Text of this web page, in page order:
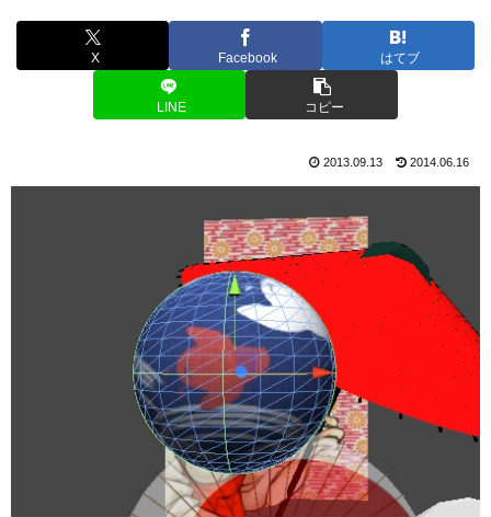
X Facebook はてブ
LINE コピー
2013.09.13 2014.06.16